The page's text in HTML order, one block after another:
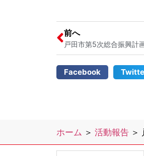
前へ
Facebook
ホーム ＞ 活動報告 ＞